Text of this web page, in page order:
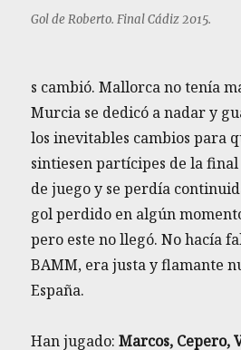
Gol de Roberto. Final Cádiz 2015.
s cambió. Mallorca no tenía
Murcia se dedicó a nadar y
los inevitables cambios para
sintiesen partícipes de la
de juego y se perdía
gol perdido en algún
pero este no llegó. No hacía
BAMM, era justa y flamante
España.
Han jugado:Marcos, Cepero,